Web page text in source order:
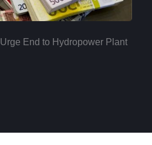
End to Hydropower Plant